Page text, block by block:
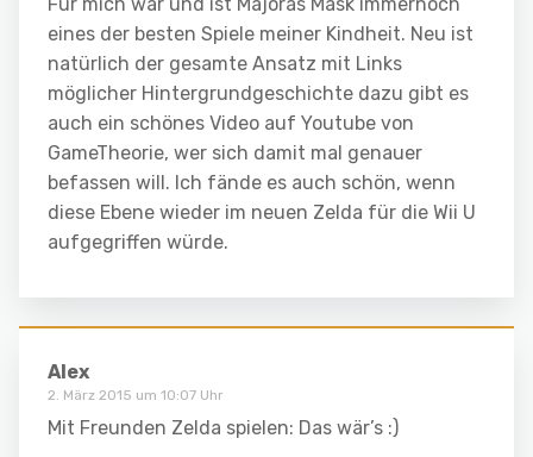
eines der besten Spiele meiner Kindheit. Neu ist
natürlich der gesamte Ansatz mit Links
möglicher Hintergrundgeschichte dazu gibt es
auch ein schönes Video auf Youtube von
GameTheorie, wer sich damit mal genauer
befassen will. Ich fände es auch schön, wenn
diese Ebene wieder im neuen Zelda für die Wii U
aufgegriffen würde.
Alex
2. März 2015 um 10:07 Uhr
Mit Freunden Zelda spielen: Das wär’s :)